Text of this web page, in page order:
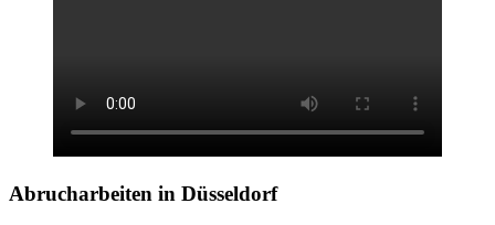
Abrucharbeiten in Düsseldorf